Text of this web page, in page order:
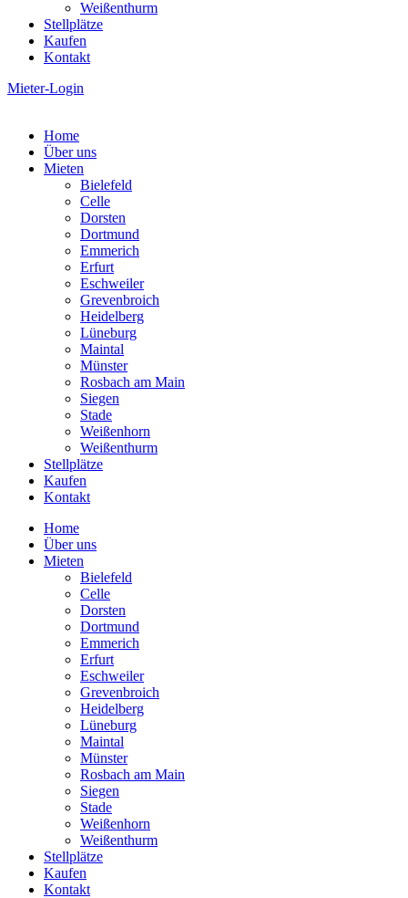
Weißenthurm
Stellplätze
Kaufen
Kontakt
Mieter-Login
Home
Über uns
Mieten
Bielefeld
Celle
Dorsten
Dortmund
Emmerich
Erfurt
Eschweiler
Grevenbroich
Heidelberg
Lüneburg
Maintal
Münster
Rosbach am Main
Siegen
Stade
Weißenhorn
Weißenthurm
Stellplätze
Kaufen
Kontakt
Home
Über uns
Mieten
Bielefeld
Celle
Dorsten
Dortmund
Emmerich
Erfurt
Eschweiler
Grevenbroich
Heidelberg
Lüneburg
Maintal
Münster
Rosbach am Main
Siegen
Stade
Weißenhorn
Weißenthurm
Stellplätze
Kaufen
Kontakt